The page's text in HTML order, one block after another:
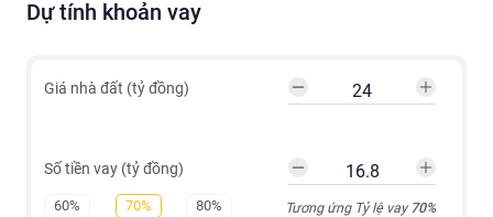
Dự tính khoản vay
Giá nhà đất (tỷ đồng)
Số tiền vay (tỷ đồng)
60% 70% 80% Tương ứng Tỷ lệ vay70%